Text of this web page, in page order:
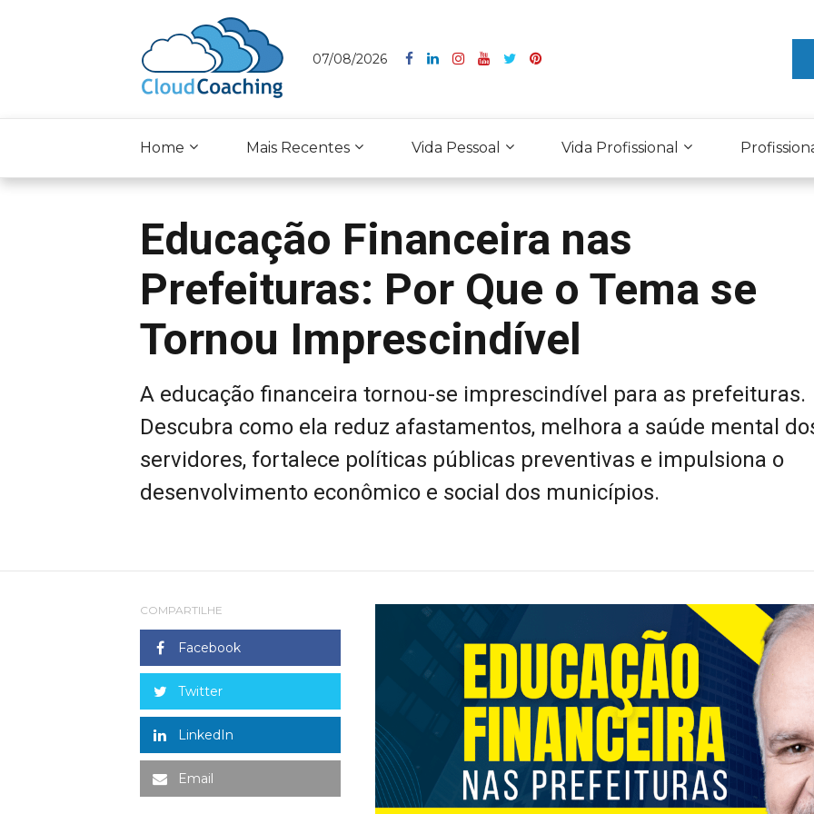
07/08/2026
Home Mais Recentes Vida Pessoal Vida Profissional
Educação Financeira nas
Prefeituras: Por Que o Tema se
Tornou Imprescindível
A educação financeira tornou-se imprescindível para as prefeituras.
Descubra como ela reduz afastamentos, melhora a saúde mental
servidores, fortalece políticas públicas preventivas e impulsiona o
desenvolvimento econômico e social dos municípios.
COMPARTILHE
Facebook
Twitter
LinkedIn
Email